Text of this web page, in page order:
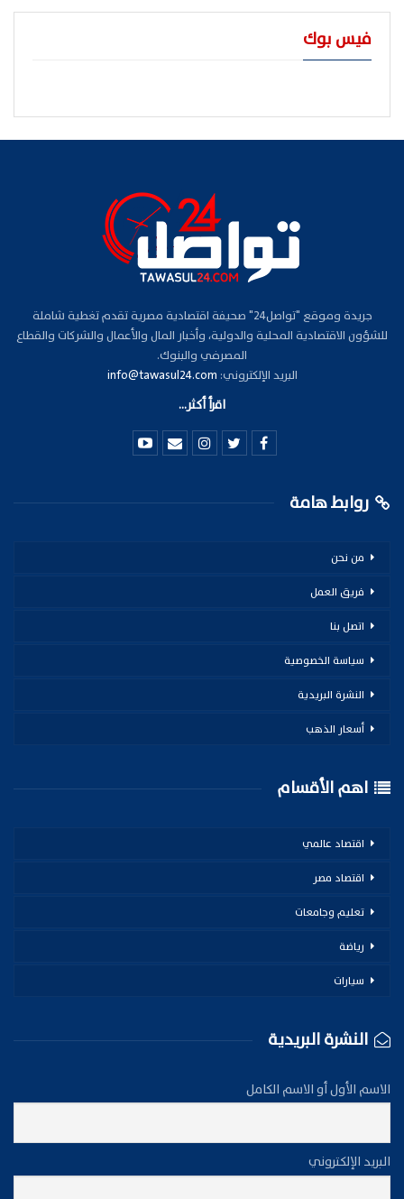
فيس بوك
جريدة وموقع "تواصل24" صحيفة اقتصادية مصرية تقدم تغطية شاملة
للشؤون الاقتصادية المحلية والدولية، وأخبار المال والأعمال والشركات والقطاع
المصرفي والبنوك.
البريد الإلكتروني: info@tawasul24.com
اقرأ أكثر...
روابط هامة
من نحن
فريق العمل
اتصل بنا
سياسة الخصوصية
النشرة البريدية
أسعار الذهب
اهم الأقسام
اقتصاد عالمي
اقتصاد مصر
تعليم وجامعات
رياضة
سيارات
النشرة البريدية
الاسم الأول أو الاسم الكامل
البريد الإلكتروني